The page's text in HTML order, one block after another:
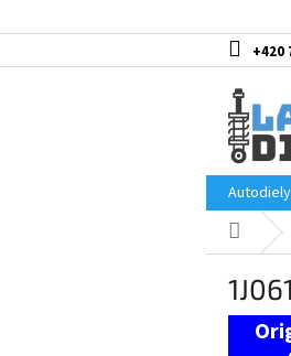
na
+420
Autodiely